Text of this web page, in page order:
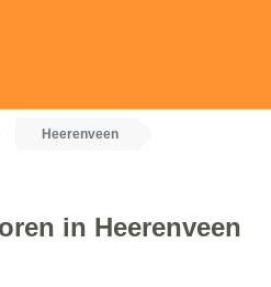
Heerenveen
in Heerenveen